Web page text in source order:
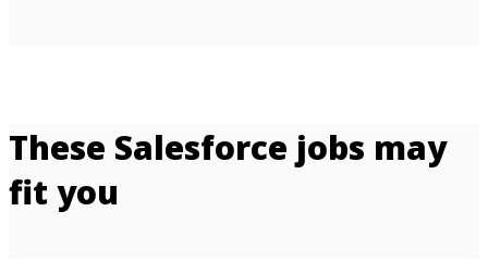
These Salesforce jobs may
fit you